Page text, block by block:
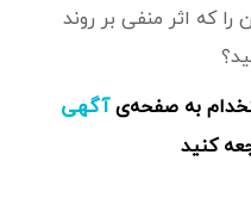
را که اثر منفی بر روند
به صفحه‌یآگهی
کنید